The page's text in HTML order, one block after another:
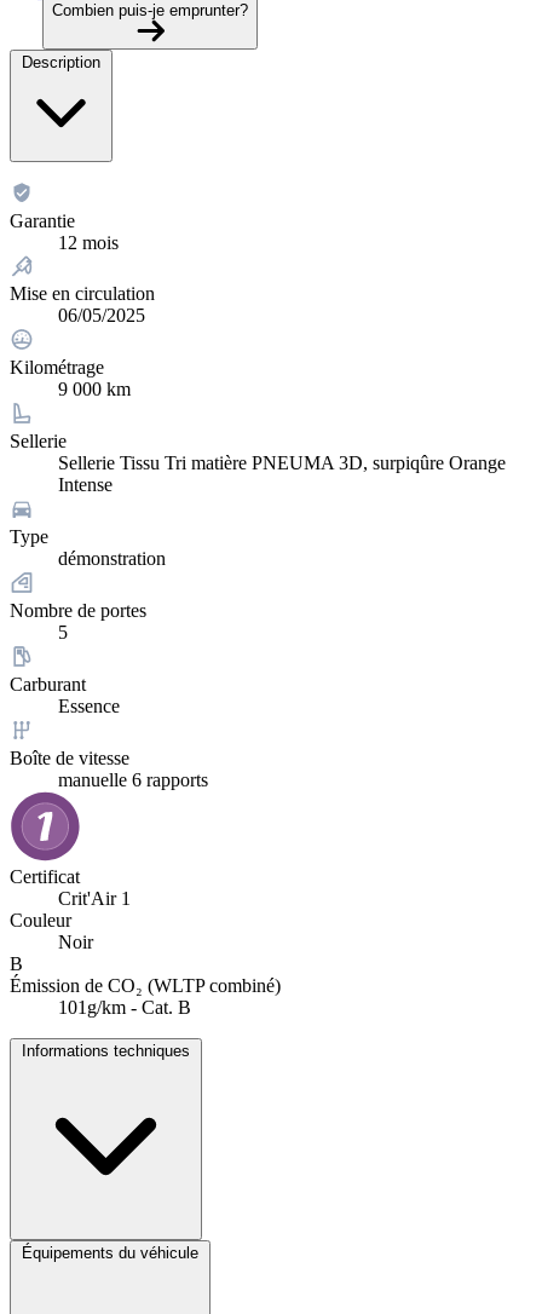
Combien puis-je emprunter?
Description
Garantie
12 mois
Mise en circulation
06/05/2025
Kilométrage
9 000 km
Sellerie
Sellerie Tissu Tri matière PNEUMA 3D, surpiqûre Orange
Intense
Type
démonstration
Nombre de portes
5
Carburant
Essence
Boîte de vitesse
manuelle 6 rapports
Certificat
Crit'Air 1
Couleur
Noir
B
Émission de CO₂ (WLTP combiné)
101g/km - Cat. B
Informations techniques
Équipements du véhicule